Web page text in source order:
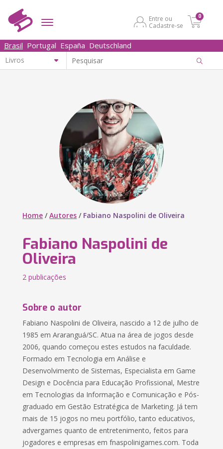
Entre ou
Cadastre-se
0
Brasil Portugal España Deutschland
Home /Autores / Fabiano Naspolini de Oliveira
Fabiano Naspolini de
Oliveira
2 publicações
Sobre o autor
Fabiano Naspolini de Oliveira, nascido a 12 de julho de
1985 em Araranguá/SC. Atua na área de jogos desde
2006, quando começou estes estudos na faculdade.
Formado em Tecnologia em Análise e
Desenvolvimento de Sistemas, Especialista em Game
Design e Docência para Educação Profissional, Mestre
em Tecnologias da Informação e Comunicação e Pós-
graduado em Gestão Estratégica de Marketing. Já tem
mais de 15 jogos no meu portfólio, tanto educativos,
advergames quanto de entretenimento, feitos para
jogadores e empresas em fnaspolinigames.com. Toda